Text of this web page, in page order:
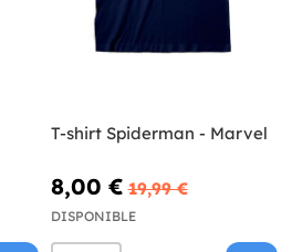
T-shirt Spiderman - Marvel
8,00 € 19,99 €
DISPONIBLE